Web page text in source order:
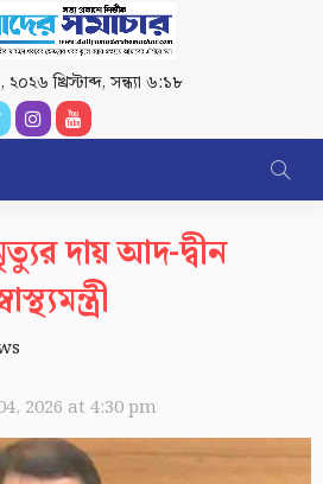
খ্রিস্টাব্দ,সন্ধ্যা ৬:১৮
দায় আদ-দ্বীন
2026 at 4:30 pm